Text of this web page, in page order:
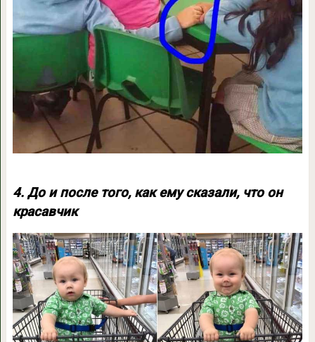
4. До и после того, как ему сказали, что он
красавчик